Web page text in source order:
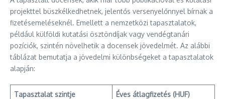
projekttel büszkélkedhetnek, jelentős versenyelőnnyel bírnak a
fizetésemeléseknél. Emellett a nemzetközi tapasztalatok,
például külföldi kutatási ösztöndíjak vagy vendégtanári
pozíciók, szintén növelhetik a docensek jövedelmét. Az alábbi
táblázat bemutatja a jövedelmi különbségeket a tapasztalatok
alapján:
Tapasztalat szintje Éves átlagfizetés (HUF)